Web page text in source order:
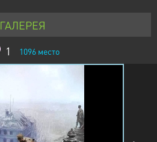
ГАЛЕРЕЯ
1
1096место